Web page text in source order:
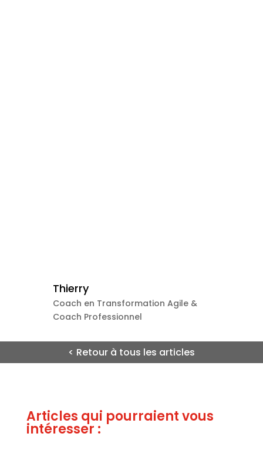
Thierry
Coach en Transformation Agile &
Coach Professionnel
< Retour à tous les articles
Articles qui pourraient vous
intéresser :